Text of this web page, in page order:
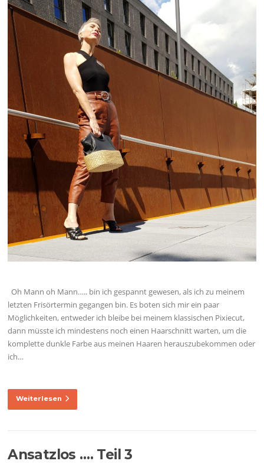
Oh Mann oh Mann….. bin ich gespannt gewesen, als ich zu meinem
letzten Frisörtermin gegangen bin. Es boten sich mir ein paar
Möglichkeiten, entweder ich bleibe bei meinem klassischen Pixiecut,
dann müsste ich mindestens noch einen Haarschnitt warten, um die
komplette dunkle Farbe aus meinen Haaren herauszubekommen oder
ich…
Weiterlesen
Ansatzlos …. Teil 3